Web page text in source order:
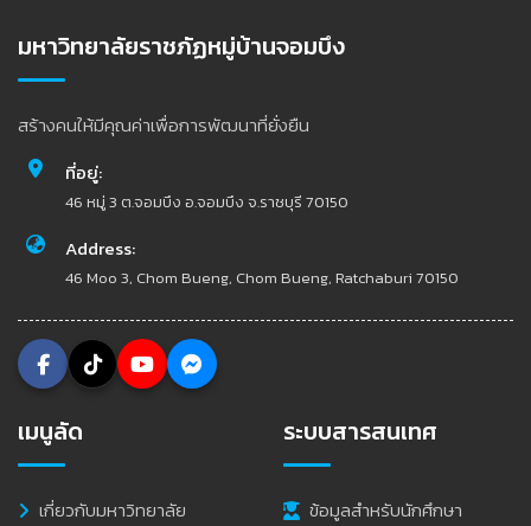
มหาวิทยาลัยราชภัฏหมู่บ้านจอมบึง
สร้างคนให้มีคุณค่าเพื่อการพัฒนาที่ยั่งยืน
ที่อยู่:
46 หมู่ 3 ต.จอมบึง อ.จอมบึง จ.ราชบุรี 70150
Address:
46 Moo 3, Chom Bueng, Chom Bueng, Ratchaburi 70150
เมนูลัด
เกี่ยวกับมหาวิทยาลัย
ระบบสารสนเทศ
ข้อมูลสำหรับนักศึกษา